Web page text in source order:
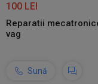
100 LEI
Reparatii
vag
Sună